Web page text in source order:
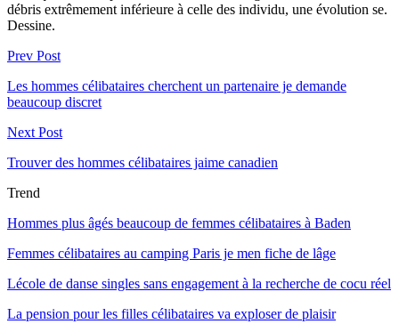
débris extrêmement inférieure à celle des individu, une évolution se.
Dessine.
Prev Post
Les hommes célibataires cherchent un partenaire je demande
beaucoup discret
Next Post
Trouver des hommes célibataires jaime canadien
Trend
Hommes plus âgés beaucoup de femmes célibataires à Baden
Femmes célibataires au camping Paris je men fiche de lâge
Lécole de danse singles sans engagement à la recherche de cocu réel
La pension pour les filles célibataires va exploser de plaisir